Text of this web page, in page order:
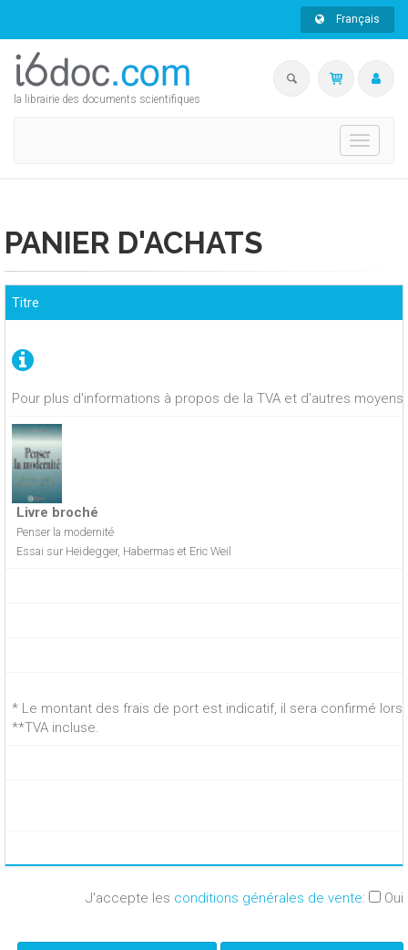
Français
la librairie des documents scientifiques
Toggle
PANIER D'ACHATS
Pour plus d'informations à propos de la TVA et d'autres
Titre
Livre broché
Penser la modernité
Essai sur Heidegger, Habermas et Eric Weil
* Le montant des frais de port est indicatif, il sera confirmé
**TVA incluse.
J'accepte les conditions générales de vente: Oui